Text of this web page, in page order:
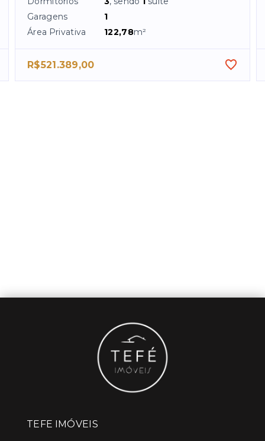
Garagens
1
Área Privativa
122,78m²
R$521.389,00
TEFE IMÓVEIS